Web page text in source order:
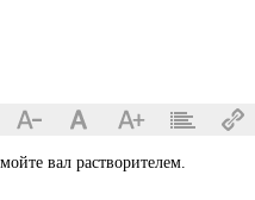
вал растворителем.